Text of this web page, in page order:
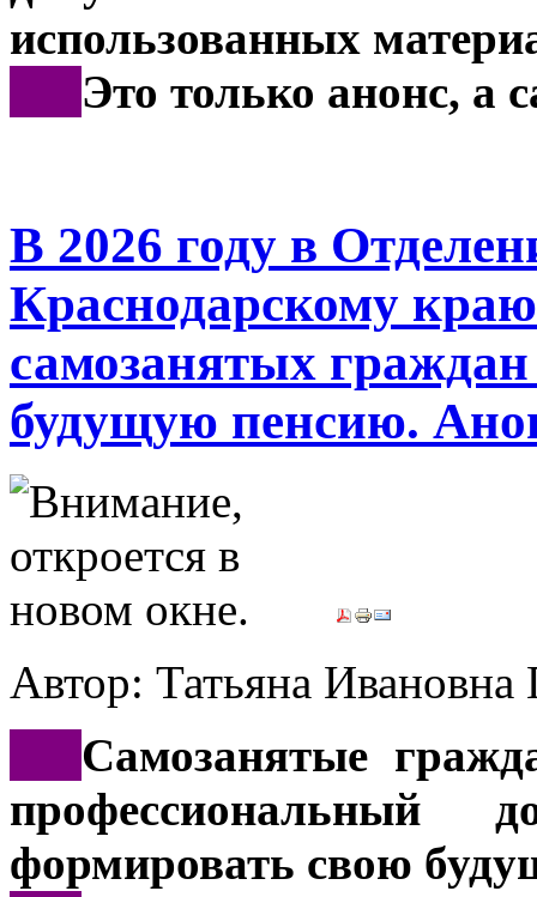
использованных
Это только анонс, а
В 2026 году в
Краснодарскому
самозанятых
будущую пенсию.
Автор: Татьяна
Самозанятые
профессиональный
формировать свою